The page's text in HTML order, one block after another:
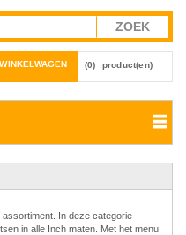
WINKELWAGEN (0) product(en)
assortiment. In deze categorie
in alle Inch maten. Met het menu